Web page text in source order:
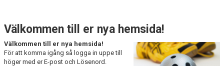
DOKUMENT
Välkommen till er nya hemsida!
Välkommen till er nya hemsida!
För att komma igång så logga in uppe till
höger med er E-post och Lösenord.